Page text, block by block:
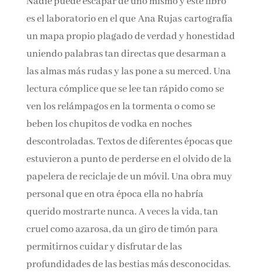
letra escarlata, su sello propio.
Nadie puede escapar de uno mismo y este libro
es el laboratorio en el que Ana
Rujas cartografía un mapa propio plagado de
verdad y honestidad uniendo palabras tan
directas que desarman a las almas más rudas y
las pone a su merced. Una lectura cómplice que
se lee tan rápido como se ven los relámpagos en
la tormenta o como se beben los chupitos de
vodka en noches descontroladas. Textos de
diferentes épocas que estuvieron a punto de
perderse en el olvido de la papelera de reciclaje
de un móvil. Una obra muy personal que en
otra época ella no habría querido mostrarte
nunca. A veces la vida, tan cruel como azarosa,